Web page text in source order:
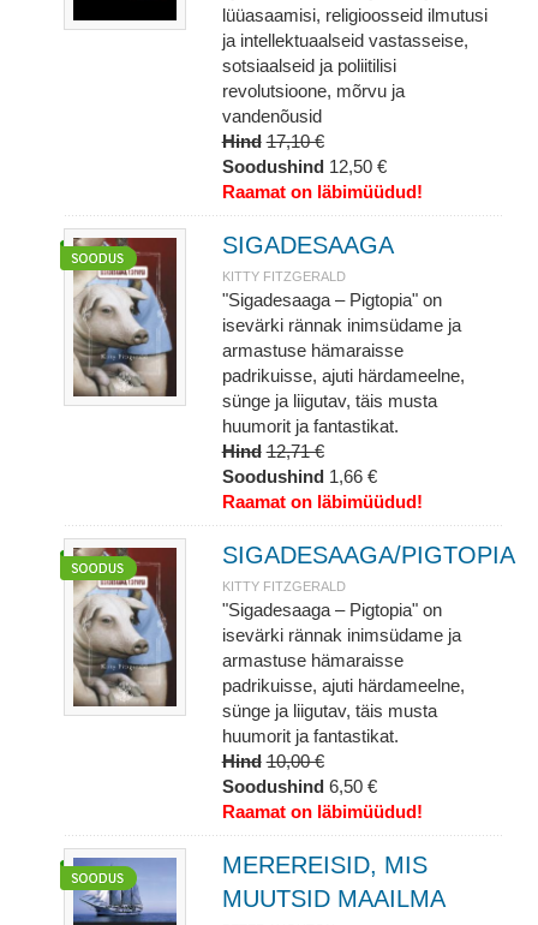
lüüasaamisi, religioosseid ilmutusi
ja intellektuaalseid vastasseise,
sotsiaalseid ja poliitilisi
revolutsioone, mõrvu ja
vandenõusid
Hind 17,10 €
Soodushind 12,50 €
Raamat on läbimüüdud!
SIGADESAAGA
KITTY FITZGERALD
"Sigadesaaga – Pigtopia" on
isevärki rännak inimsüdame ja
armastuse hämaraisse
padrikuisse, ajuti härdameelne,
sünge ja liigutav, täis musta
huumorit ja fantastikat.
Hind 12,71 €
Soodushind 1,66 €
Raamat on läbimüüdud!
SIGADESAAGA/PIGTOPIA
KITTY FITZGERALD
"Sigadesaaga – Pigtopia" on
isevärki rännak inimsüdame ja
armastuse hämaraisse
padrikuisse, ajuti härdameelne,
sünge ja liigutav, täis musta
huumorit ja fantastikat.
Hind 10,00 €
Soodushind 6,50 €
Raamat on läbimüüdud!
MEREREISID, MIS
MUUTSID MAAILMA